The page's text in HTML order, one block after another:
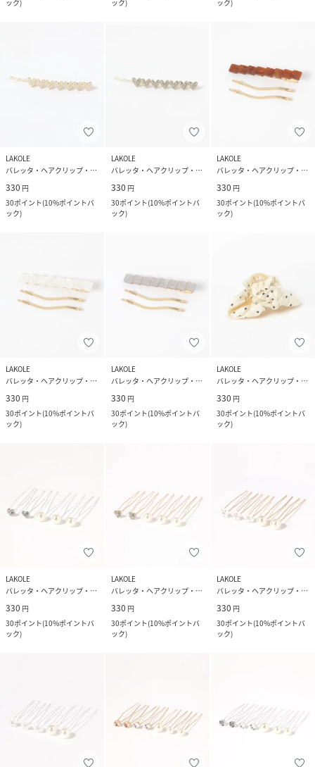
ック)
ック)
ック)
LAKOLE
バレッタ・ヘアクリップ・ヘアピン
330 円
30ポイント(10%ポイントバ
ック)
LAKOLE
バレッタ・ヘアクリップ・ヘアピン
330 円
30ポイント(10%ポイントバ
ック)
LAKOLE
バレッタ・ヘアクリップ・ヘアピン
330 円
30ポイント(10%ポイントバ
ック)
LAKOLE
バレッタ・ヘアクリップ・ヘアピン
330 円
30ポイント(10%ポイントバ
ック)
LAKOLE
バレッタ・ヘアクリップ・ヘアピン
330 円
30ポイント(10%ポイントバ
ック)
LAKOLE
バレッタ・ヘアクリップ・ヘアピン
330 円
30ポイント(10%ポイントバ
ック)
LAKOLE
バレッタ・ヘアクリップ・ヘアピン
330 円
30ポイント(10%ポイントバ
ック)
LAKOLE
バレッタ・ヘアクリップ・ヘアピン
330 円
30ポイント(10%ポイントバ
ック)
LAKOLE
バレッタ・ヘアクリップ・ヘアピン
330 円
30ポイント(10%ポイントバ
ック)